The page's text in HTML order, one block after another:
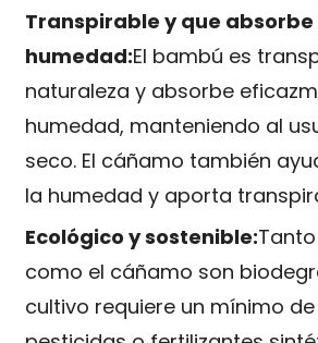
Transpirable y que absorbe
humedad:El bambú es
naturaleza y absorbe
humedad, manteniendo al
seco. El cáñamo también
la humedad y aporta
Ecológico y sostenible:
como el cáñamo son
cultivo requiere un mínimo